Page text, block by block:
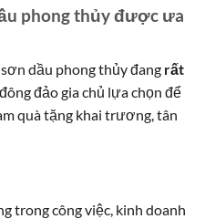
phong thủy được ưa
dầu phong thủy đang rất
đảo gia chủ lựa chọn để
quà tặng khai trương, tân
trong công việc, kinh doanh